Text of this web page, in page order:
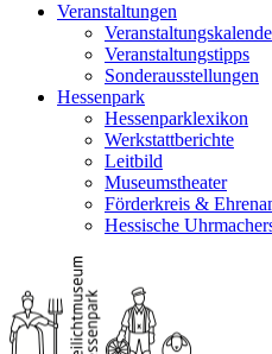
Veranstaltungen
Veranstaltungstipps
Sonderausstellungen
Hessenpark
Hessenparklexikon
Werkstattberichte
Leitbild
Museumstheater
Förderkreis &
Hessische